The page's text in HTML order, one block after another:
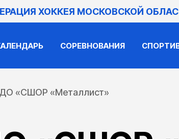
ХОККЕЯ МОСКОВСКОЙ
СОРЕВНОВАНИЯ
«СШОР «Металлист»